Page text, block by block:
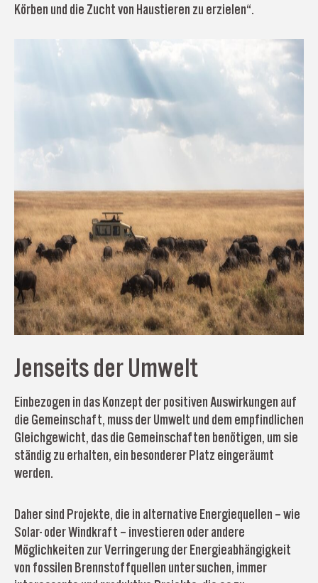
Körben und die Zucht von Haustieren zu erzielen“.
Jenseits der Umwelt
Einbezogen in das Konzept der positiven Auswirkungen auf
die Gemeinschaft, muss der Umwelt und dem empfindlichen
Gleichgewicht, das die Gemeinschaften benötigen, um sie
ständig zu erhalten, ein besonderer Platz eingeräumt
werden.
Daher sind Projekte, die in alternative Energiequellen – wie
Solar- oder Windkraft – investieren oder andere
Möglichkeiten zur Verringerung der Energieabhängigkeit
von fossilen Brennstoffquellen untersuchen, immer